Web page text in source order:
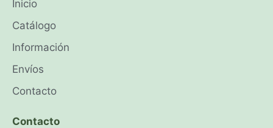
Inicio
Catálogo
Información
Envíos
Contacto
Contacto